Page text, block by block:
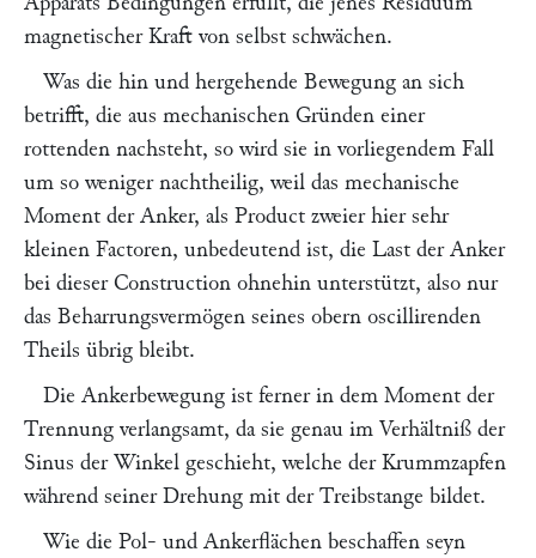
magnetischer Kraft von selbst schwächen.
Was die hin und hergehende Bewegung an sich
betrifft, die aus mechanischen Gründen einer
rottenden nachsteht, so wird sie in vorliegendem Fall
um so weniger nachtheilig, weil das mechanische
Moment der Anker, als Product zweier hier sehr
kleinen Factoren, unbedeutend ist, die Last der Anker
bei dieser Construction ohnehin unterstützt, also nur
das Beharrungsvermögen seines obern oscillirenden
Theils übrig bleibt.
Die Ankerbewegung ist ferner in dem Moment der
Trennung verlangsamt, da sie genau im Verhältniß der
Sinus der Winkel geschieht, welche der Krummzapfen
während seiner Drehung mit der Treibstange bildet.
Wie die Pol- und Ankerflächen beschaffen seyn